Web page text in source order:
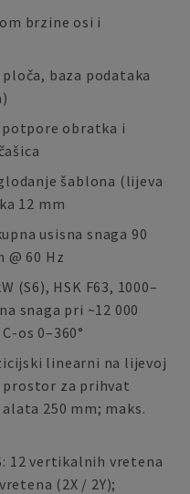
brzine osi i
baza podataka
obratka i
šablona (lijeva
12 mm
usisna snaga 90
@ 60 Hz
(S6), HSK F63, 1000–
snaga pri ~12 000
os 0–360°
linearni na lijevoj
za prihvat
250 mm; maks.
12 vertikalnih vretena
(2X / 2Y);